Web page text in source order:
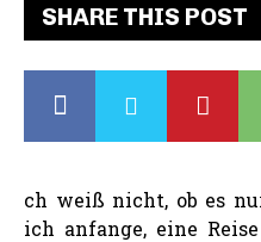
SHARE THIS POST
ch weiß nicht, ob es
ich anfange, eine